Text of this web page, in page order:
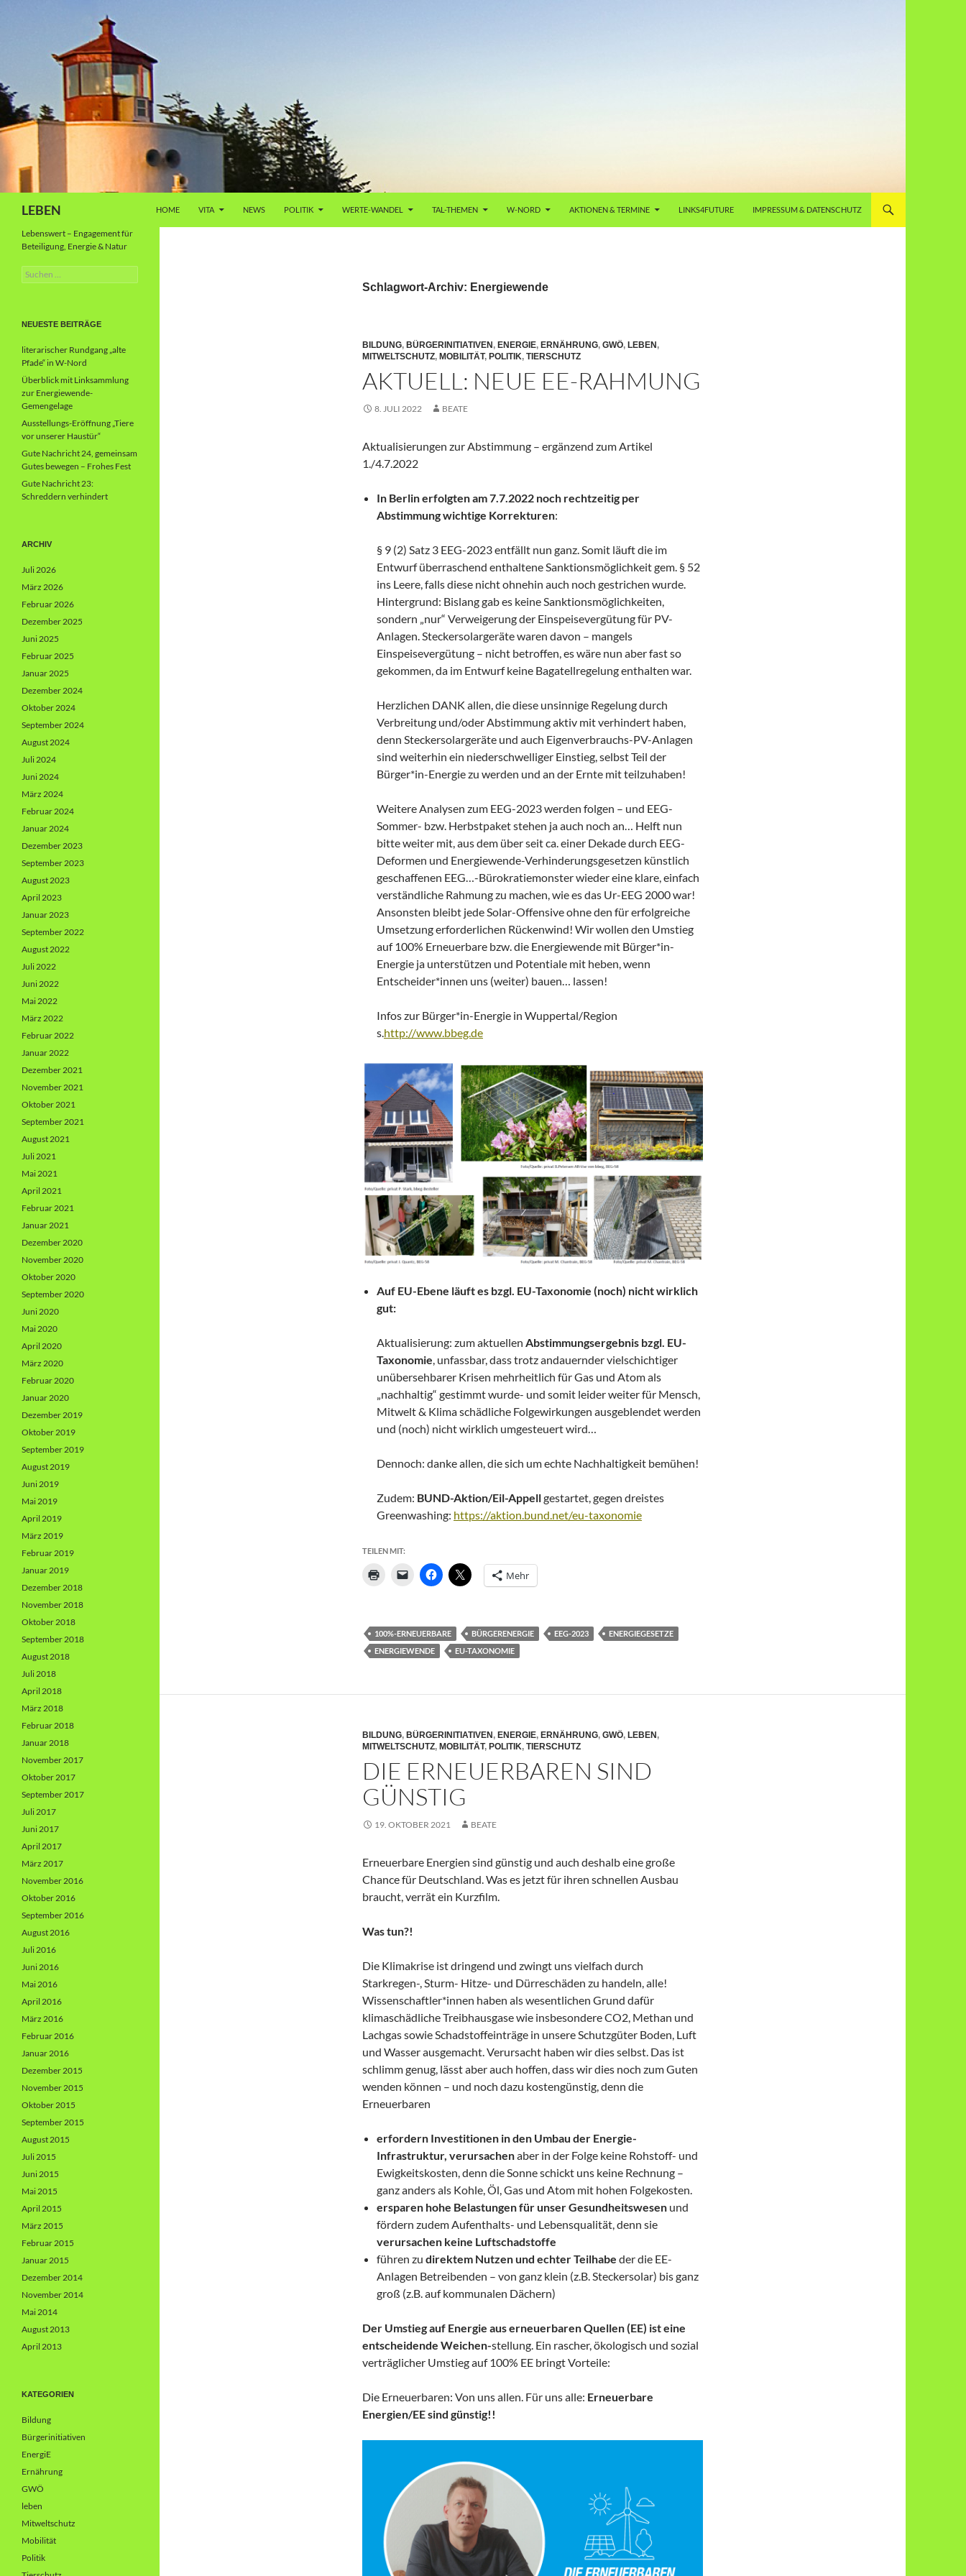
LEBEN HOME VITA NEWS POLITIK WERTE-WANDEL TAL-THEMEN W-NORD AKTIONEN & TERMINE LINKS4FUTURE IMPRESSUM & DATENSCHUTZ
Schlagwort-Archiv: Energiewende
BILDUNG, BÜRGERINITIATIVEN , ENERGIE, ERNÄHRUNG, GWÖ, LEBEN ,
MITWELTSCHUTZ, MOBILITÄT, POLITIK, TIERSCHUTZ
AKTUELL: NEUE EE-RAHMUNG
8. JULI 2022 BEATE
Aktualisierungen zur Abstimmung – ergänzend zum Artikel
1./4.7.2022
In Berlin erfolgten am 7.7.2022 noch rechtzeitig per
Abstimmung wichtige Korrekturen:
§ 9 (2) Satz 3 EEG-2023 entfällt nun ganz. Somit läuft die im
Entwurf überraschend enthaltene Sanktionsmöglichkeit gem. § 52
ins Leere, falls diese nicht ohnehin auch noch gestrichen wurde.
Hintergrund: Bislang gab es keine Sanktionsmöglichkeiten,
sondern „nur“ Verweigerung der Einspeisevergütung für PV-
Anlagen. Steckersolargeräte waren davon – mangels
Einspeisevergütung – nicht betroffen, es wäre nun aber fast so
gekommen, da im Entwurf keine Bagatellregelung enthalten war.
Herzlichen DANK allen, die diese unsinnige Regelung durch
Verbreitung und/oder Abstimmung aktiv mit verhindert haben,
denn Steckersolargeräte und auch Eigenverbrauchs-PV-Anlagen
sind weiterhin ein niederschwelliger Einstieg, selbst Teil der
Bürger*in-Energie zu werden und an der Ernte mit teilzuhaben!
Weitere Analysen zum EEG-2023 werden folgen – und EEG-
Sommer- bzw. Herbstpaket stehen ja auch noch an… Helft nun
bitte weiter mit, aus dem über seit ca. einer Dekade durch EEG-
Deformen und Energiewende-Verhinderungsgesetzen künstlich
geschaffenen EEG…-Bürokratiemonster wieder eine klare, einfach
verständliche Rahmung zu machen, wie es das Ur-EEG 2000 war!
Ansonsten bleibt jede Solar-Offensive ohne den für erfolgreiche
Umsetzung erforderlichen Rückenwind! Wir wollen den Umstieg
auf 100% Erneuerbare bzw. die Energiewende mit Bürger*in-
Energie ja unterstützen und Potentiale mit heben, wenn
Entscheider*innen uns (weiter) bauen… lassen!
Infos zur Bürger*in-Energie in Wuppertal/Region
s.http://www.bbeg.de
Auf EU-Ebene läuft es bzgl. EU-Taxonomie (noch) nicht wirklich
gut:
Aktualisierung: zum aktuellen Abstimmungsergebnis bzgl. EU-
Taxonomie , unfassbar, dass trotz andauernder vielschichtiger
unübersehbarer Krisen mehrheitlich für Gas und Atom als
„nachhaltig“ gestimmt wurde- und somit leider weiter für Mensch,
Mitwelt & Klima schädliche Folgewirkungen ausgeblendet werden
und (noch) nicht wirklich umgesteuert wird…
Dennoch: danke allen, die sich um echte Nachhaltigkeit bemühen!
Zudem: BUND-Aktion/Eil-Appellgestartet, gegen dreistes
Greenwashing: https://aktion.bund.net/eu-taxonomie
TEILEN MIT:
Mehr
100%-ERNEUERBARE BÜRGERENERGIE EEG-2023
ENERGIEGESETZE
ENERGIEWENDE
EU-TAXONOMIE
BILDUNG, BÜRGERINITIATIVEN, ENERGIE, ERNÄHRUNG, GWÖ, LEBEN,
MITWELTSCHUTZ, MOBILITÄT, POLITIK, TIERSCHUTZ
DIE ERNEUERBAREN SIND
GÜNSTIG
19. OKTOBER 2021 BEATE
Erneuerbare Energien sind günstig und auch deshalb eine große
Chance für Deutschland. Was es jetzt für ihren schnellen Ausbau
braucht, verrät ein Kurzfilm.
Was tun?!
Die Klimakrise ist dringend und zwingt uns vielfach durch
Starkregen-, Sturm- Hitze- und Dürreschäden zu handeln, alle!
Wissenschaftler*innen haben als wesentlichen Grund dafür
klimaschädliche Treibhausgase wie insbesondere CO2, Methan und
Lachgas sowie Schadstoffeinträge in unsere Schutzgüter Boden, Luft
und Wasser ausgemacht. Verursacht haben wir dies selbst. Das ist
schlimm genug, lässt aber auch hoffen, dass wir dies noch zum Guten
wenden können – und noch dazu kostengünstig, denn die
Erneuerbaren
erfordern Investitionen in den Umbau der Energie-
Infrastruktur, verursachenaber in der Folge keine Rohstoff- und
Ewigkeitskosten, denn die Sonne schickt uns keine Rechnung –
ganz anders als Kohle, Öl, Gas und Atom mit hohen Folgekosten.
ersparen hohe Belastungen für unser Gesundheitswesen und
fördern zudem Aufenthalts- und Lebensqualität, denn sie
verursachen keine Luftschadstoffe
führen zu direktem Nutzen und echter Teilhabe der die EE-
Anlagen Betreibenden – von ganz klein (z.B. Steckersolar) bis ganz
groß (z.B. auf kommunalen Dächern)
Der Umstieg auf Energie aus erneuerbaren Quellen (EE) ist eine
entscheidende Weichen-stellung. Ein rascher, ökologisch und sozial
verträglicher Umstieg auf 100% EE bringt Vorteile:
Die Erneuerbaren: Von uns allen. Für uns alle: Erneuerbare
Energien/EE sind günstig!!
Lebenswert – Engagement für
Beteiligung, Energie & Natur
Suche
nach:
NEUESTE BEITRÄGE
literarischer Rundgang „alte
Pfade“ in W-Nord
Überblick mit Linksammlung
zur Energiewende-
Gemengelage
Ausstellungs-Eröffnung „Tiere
vor unserer Haustür“
Gute Nachricht 24, gemeinsam
Gutes bewegen – Frohes Fest
Gute Nachricht 23:
Schreddern verhindert
ARCHIV
Juli 2026
März 2026
Februar 2026
Dezember 2025
Juni 2025
Februar 2025
Januar 2025
Dezember 2024
Oktober 2024
September 2024
August 2024
Juli 2024
Juni 2024
März 2024
Februar 2024
Januar 2024
Dezember 2023
September 2023
August 2023
April 2023
Januar 2023
September 2022
August 2022
Juli 2022
Juni 2022
Mai 2022
März 2022
Februar 2022
Januar 2022
Dezember 2021
November 2021
Oktober 2021
September 2021
August 2021
Juli 2021
Mai 2021
April 2021
Februar 2021
Januar 2021
Dezember 2020
November 2020
Oktober 2020
September 2020
Juni 2020
Mai 2020
April 2020
März 2020
Februar 2020
Januar 2020
Dezember 2019
Oktober 2019
September 2019
August 2019
Juni 2019
Mai 2019
April 2019
März 2019
Februar 2019
Januar 2019
Dezember 2018
November 2018
Oktober 2018
September 2018
August 2018
Juli 2018
April 2018
März 2018
Februar 2018
Januar 2018
November 2017
Oktober 2017
September 2017
Juli 2017
Juni 2017
April 2017
März 2017
November 2016
Oktober 2016
September 2016
August 2016
Juli 2016
Juni 2016
Mai 2016
April 2016
März 2016
Februar 2016
Januar 2016
Dezember 2015
November 2015
Oktober 2015
September 2015
August 2015
Juli 2015
Juni 2015
Mai 2015
April 2015
März 2015
Februar 2015
Januar 2015
Dezember 2014
November 2014
Mai 2014
August 2013
April 2013
KATEGORIEN
Bildung
Bürgerinitiativen
EnergiE
Ernährung
GWÖ
leben
Mitweltschutz
Mobilität
Politik